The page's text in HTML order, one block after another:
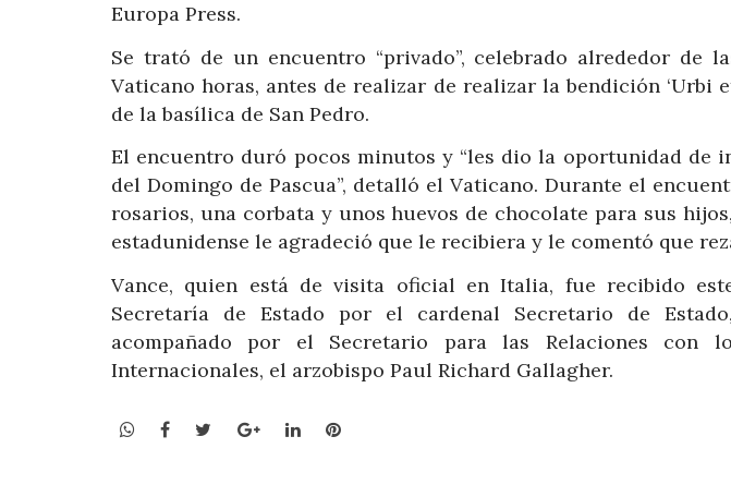
Europa Press.
Se trató de un encuentro “privado”, celebrado alrededor de
Vaticano horas, antes de realizar de realizar la bendición ‘Urbi
de la basílica de San Pedro.
El encuentro duró pocos minutos y “les dio la oportunidad de
del Domingo de Pascua”, detalló el Vaticano. Durante el
rosarios, una corbata y unos huevos de chocolate para sus
estadunidense le agradeció que le recibiera y le comentó que
Vance, quien está de visita oficial en Italia, fue recibido
Secretaría de Estado por el cardenal Secretario de
acompañado por el Secretario para las Relaciones con
Internacionales, el arzobispo Paul Richard Gallagher.
WhatsApp
Facebook
TwitterGoogle+LinkedInPinterest